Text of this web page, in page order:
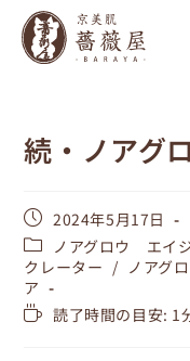
続・ノアグ
2024年5月17日
ノアグロウ エイ
クレーター / ノアグ
ア
読了時間の目安: 1